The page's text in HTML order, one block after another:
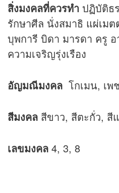
สิ่งมงคลที่ควรทำ ปฏิบัติธ
รักษาศีล นั่งสมาธิ แผ่เมต
บุพการี บิดา มารดา ครู
ความเจริญรุ่งเรือง
อัญมณีมงคล โกเมน, เพ
สีมงคล สีขาว, สีตะกั่ว, สี
เลขมงคล 4, 3, 8